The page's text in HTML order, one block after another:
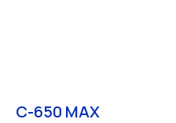
С-650 MAX